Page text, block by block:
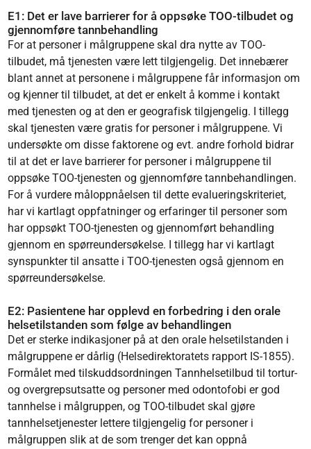
E1: Det er lave barrierer for å oppsøke TOO-tilbudet og
gjennomføre tannbehandling
For at personer i målgruppene skal dra nytte av TOO-
tilbudet, må tjenesten være lett tilgjengelig. Det innebærer
blant annet at personene i målgruppene får informasjon om
og kjenner til tilbudet, at det er enkelt å komme i kontakt
med tjenesten og at den er geografisk tilgjengelig. I tillegg
skal tjenesten være gratis for personer i målgruppene. Vi
undersøkte om disse faktorene og evt. andre forhold bidrar
til at det er lave barrierer for personer i målgruppene til
oppsøke TOO-tjenesten og gjennomføre tannbehandlingen.
For å vurdere måloppnåelsen til dette evalueringskriteriet,
har vi kartlagt oppfatninger og erfaringer til personer som
har oppsøkt TOO-tjenesten og gjennomført behandling
gjennom en spørreundersøkelse. I tillegg har vi kartlagt
synspunkter til ansatte i TOO-tjenesten også gjennom en
spørreundersøkelse.
E2: Pasientene har opplevd en forbedring i den orale
helsetilstanden som følge av behandlingen
Det er sterke indikasjoner på at den orale helsetilstanden i
målgruppene er dårlig (Helsedirektoratets rapport IS-1855).
Formålet med tilskuddsordningen Tannhelsetilbud til tortur-
og overgrepsutsatte og personer med odontofobi er god
tannhelse i målgruppen, og TOO-tilbudet skal gjøre
tannhelsetjenester lettere tilgjengelig for personer i
målgruppen slik at de som trenger det kan oppnå